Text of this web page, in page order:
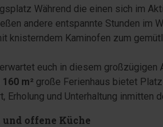
Während die einen sich im
andere entspannte Stunden im
knisterndem Kaminofen zum
euch in diesem großzügigen
160 m² große Ferienhaus bietet
Erholung und Unterhaltung inmitten
offene Küche